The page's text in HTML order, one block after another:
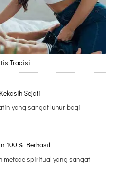
Tradisi
Sejati
yang sangat luhur bagi
100 % Berhasil
metode spiritual yang sangat